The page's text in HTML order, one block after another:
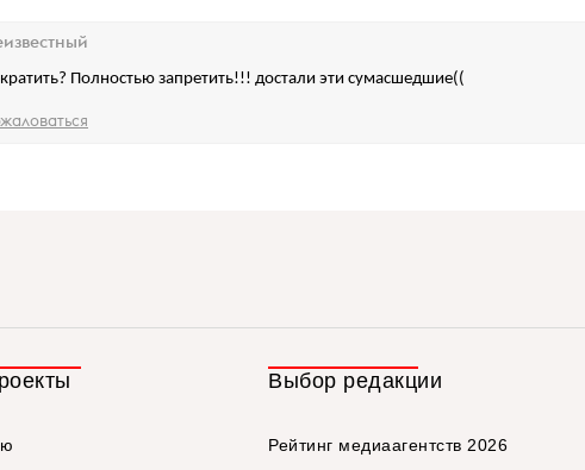
Полностью запретить!!! достали эти сумасшедшие((
Выбор редакции
Рейтинг медиаагентств 2026